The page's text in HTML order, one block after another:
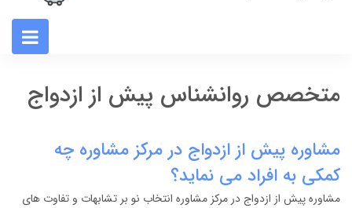
متخصص روانشناس پیش از ازدواج
مشاوره پیش از ازدواج در مرکز مشاوره چه
کمکی به افراد می نماید؟
مشاوره پیش از ازدواج در مرکز مشاوره انتخاب نو بر تشابهات و تفاوت های